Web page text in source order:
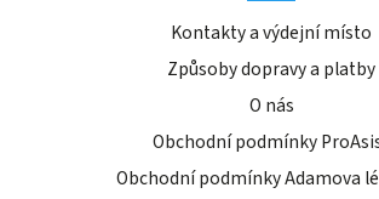
Kontakty a výdejní místo
Způsoby dopravy a platby
O nás
Obchodní podmínky
Obchodní podmínky Adamova